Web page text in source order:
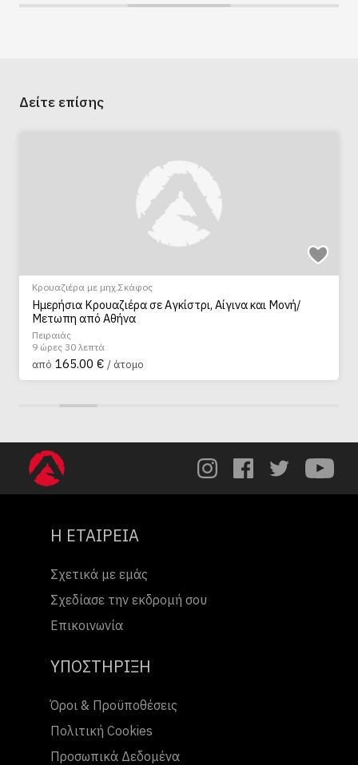
στο πλοίο και επιστροφή από ξενοδοχεία στο
ακριβής ώρα παραλαβής θα επιβεβαιωθεί μετά
Προαιρετική ποδηλατική εκδρομή στο
Αγκίστρι (10 ευρώ)
Δείτε επίσης
Κρουαζιέρα με μηχ.Σκάφος
Ημερήσια Κρουαζιέρα σε Αγκίστρι, Αίγινα και Μονή/
Μετωπη από Αθήνα
Πειραιάς
9 ώρες 30 λεπτά
από 165.00 € / άτομο
Η ΕΤΑΙΡΕΙΑ
Σχετικά με εμάς
Σχεδίασε την εκδρομή σου
Επικοινωνία
ΥΠΟΣΤΗΡΙΞΗ
Όροι & Προϋποθέσεις
Πολιτική Cookies
Προσωπικά Δεδομένα